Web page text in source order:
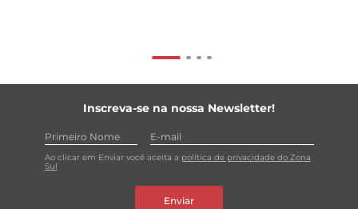
Inscreva-se na nossa Newsletter!
Ao clicar em Enviar você aceita a política de privacidade do Zona
Sul
Enviar